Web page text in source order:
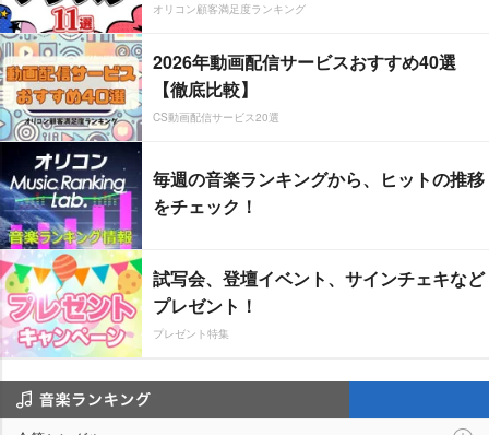
オリコン顧客満足度ランキング
2026年動画配信サービスおすすめ40選
【徹底比較】
CS動画配信サービス20選
毎週の音楽ランキングから、ヒットの推移
をチェック！
試写会、登壇イベント、サインチェキなど
プレゼント！
プレゼント特集